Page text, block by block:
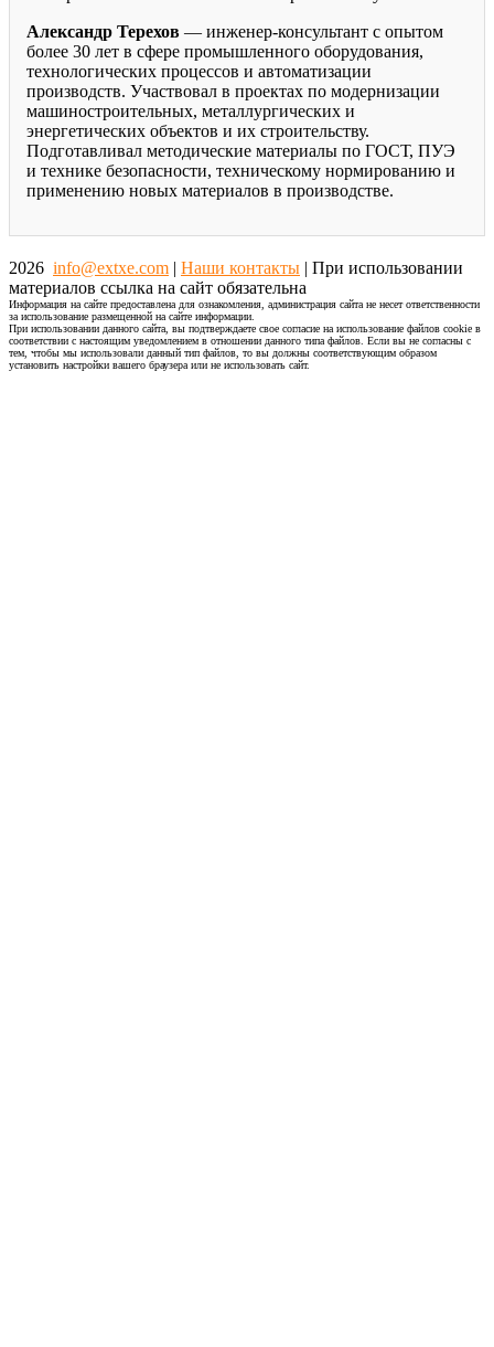
Александр Терехов — инженер-консультант с опытом
более 30 лет в сфере промышленного оборудования,
технологических процессов и автоматизации
производств. Участвовал в проектах по модернизации
машиностроительных, металлургических и
энергетических объектов и их строительству.
Подготавливал методические материалы по ГОСТ, ПУЭ
и технике безопасности, техническому нормированию и
применению новых материалов в производстве.
2026 info@extxe.com | Наши контакты | При использовании
материалов ссылка на сайт обязательна
Информация на сайте предоставлена для ознакомления, администрация сайта не несет ответственности
за использование размещенной на сайте информации.
При использовании данного сайта, вы подтверждаете свое согласие на использование файлов cookie в
соответствии с настоящим уведомлением в отношении данного типа файлов. Если вы не согласны с
тем, чтобы мы использовали данный тип файлов, то вы должны соответствующим образом
установить настройки вашего браузера или не использовать сайт.